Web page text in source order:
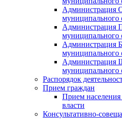
Администрация
муниципального
Администрация
муниципального
Администрация
муниципального
Администрация
муниципального
Распорядок
Прием граждан
Прием населения
власти
Консультативно-